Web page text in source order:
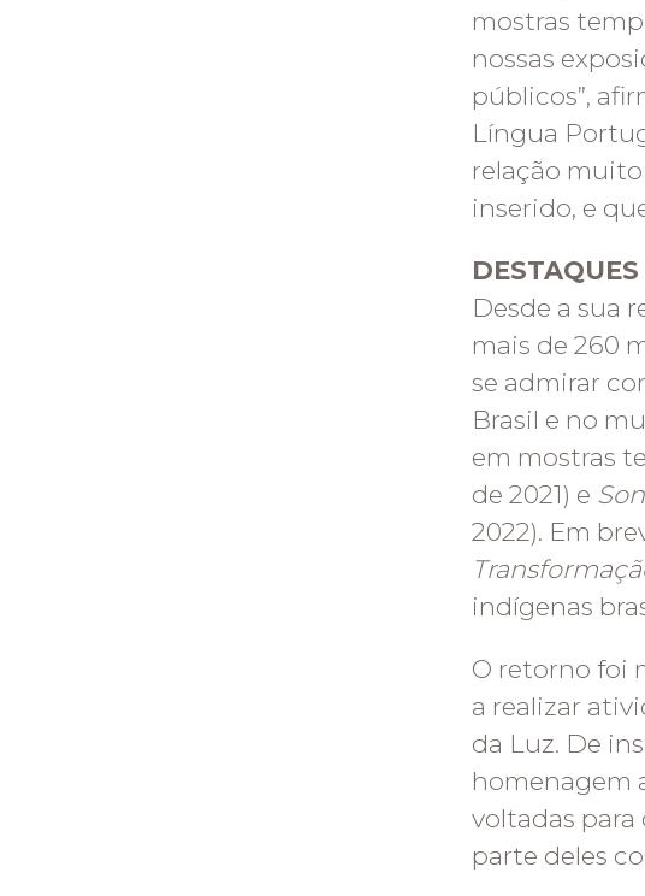
mostras
nossas
públicos”,
Língua
relação
inserido, e
DESTAQUES
Desde a sua
mais de 260
se admirar
Brasil e no
em mostras
de 2021) e
2022). Em
indígenas
O retorno foi
a realizar
da Luz. De
homenagem
voltadas
parte deles